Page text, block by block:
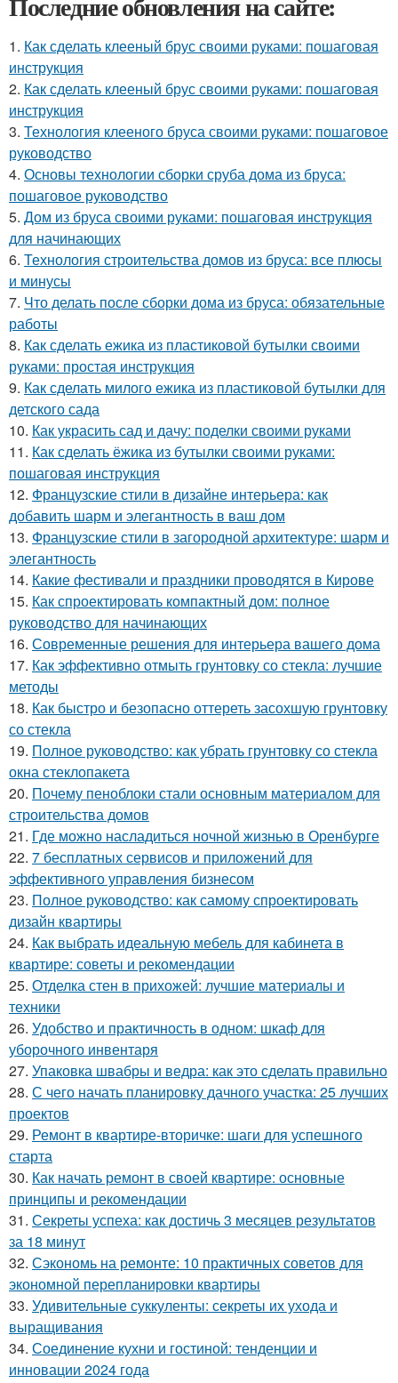
1. Как сделать клееный брус своими руками: пошаговая
инструкция
2. Как сделать клееный брус своими руками: пошаговая
инструкция
3. Технология клееного бруса своими руками: пошаговое
руководство
4. Основы технологии сборки сруба дома из бруса:
пошаговое руководство
5. Дом из бруса своими руками: пошаговая инструкция
для начинающих
6. Технология строительства домов из бруса: все плюсы
и минусы
7. Что делать после сборки дома из бруса: обязательные
работы
8. Как сделать ежика из пластиковой бутылки своими
руками: простая инструкция
9. Как сделать милого ежика из пластиковой бутылки для
детского сада
10. Как украсить сад и дачу: поделки своими руками
11. Как сделать ёжика из бутылки своими руками:
пошаговая инструкция
12. Французские стили в дизайне интерьера: как
добавить шарм и элегантность в ваш дом
13. Французские стили в загородной архитектуре: шарм и
элегантность
14. Какие фестивали и праздники проводятся в Кирове
15. Как спроектировать компактный дом: полное
руководство для начинающих
16. Современные решения для интерьера вашего дома
17. Как эффективно отмыть грунтовку со стекла: лучшие
методы
18. Как быстро и безопасно оттереть засохшую грунтовку
со стекла
19. Полное руководство: как убрать грунтовку со стекла
окна стеклопакета
20. Почему пеноблоки стали основным материалом для
строительства домов
21. Где можно насладиться ночной жизнью в Оренбурге
22. 7 бесплатных сервисов и приложений для
эффективного управления бизнесом
23. Полное руководство: как самому спроектировать
дизайн квартиры
24. Как выбрать идеальную мебель для кабинета в
квартире: советы и рекомендации
25. Отделка стен в прихожей: лучшие материалы и
техники
26. Удобство и практичность в одном: шкаф для
уборочного инвентаря
27. Упаковка швабры и ведра: как это сделать правильно
28. С чего начать планировку дачного участка: 25 лучших
проектов
29. Ремонт в квартире-вторичке: шаги для успешного
старта
30. Как начать ремонт в своей квартире: основные
принципы и рекомендации
31. Секреты успеха: как достичь 3 месяцев результатов
за 18 минут
32. Сэкономь на ремонте: 10 практичных советов для
экономной перепланировки квартиры
33. Удивительные суккуленты: секреты их ухода и
выращивания
34. Соединение кухни и гостиной: тенденции и
инновации 2024 года